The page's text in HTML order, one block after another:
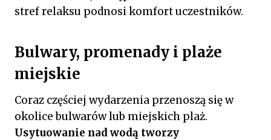
stref relaksu podnosi komfort uczestników.
Bulwary, promenady i plaże
miejskie
Coraz częściej wydarzenia przenoszą się w
okolice bulwarów lub miejskich plaż.
Usytuowanie nad wodą tworzy